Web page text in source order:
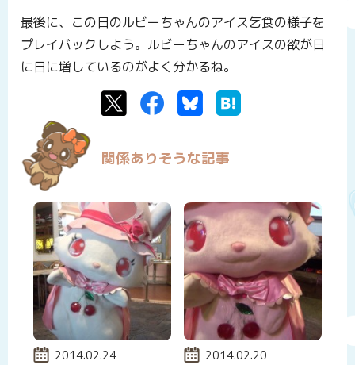
最後に、この日のルビーちゃんのアイス乞食の様子を
プレイバックしよう。ルビーちゃんのアイスの欲が日
に日に増しているのがよく分かるね。
TwitterFacebookBluesky
関係ありそうな記事
投稿日:
2014.02.24 投稿日:
2014.02.20